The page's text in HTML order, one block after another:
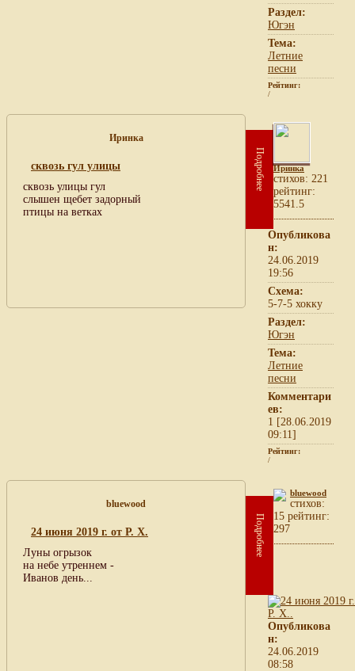
Раздел:
Югэн
Тема:
Летние
песни
Рейтинг:
/
Иринка
сквозь гул улицы
сквозь улицы гул
слышен щебет задорный
птицы на ветках
Подробнее Иринка
cтихов: 221
рейтинг:
5541.5
Опубликова
н:
24.06.2019
19:56
Схема:
5-7-5 хокку
Раздел:
Югэн
Тема:
Летние
песни
Комментари
ев:
1 [28.06.2019
09:11]
Рейтинг:
/
bluewood
24 июня 2019 г. от Р. Х.
Луны огрызок
на небе утреннем -
Иванов день...
Подробнее
bluewood
cтихов:
15 рейтинг:
297
Опубликова
н:
24.06.2019
08:58